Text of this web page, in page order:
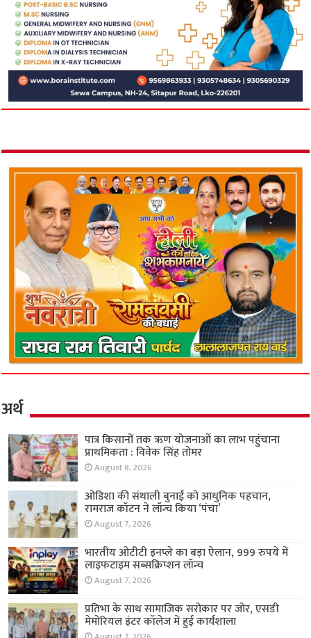
अर्थ
पात्र किसानों तक ऋण योजनाओं का लाभ पहुंचाना
प्राथमिकता : विवेक सिंह तोमर
August 8, 2026
ओडिशा की संथाली बुनाई को आधुनिक पहचान,
रामराज कॉटन ने लॉन्च किया ‘पंचा’
August 7, 2026
भारतीय ओटीटी इनप्ले का बड़ा ऐलान, 999 रुपये में
लाइफटाइम सब्सक्रिप्शन लॉन्च
August 7, 2026
प्रतिभा के साथ सामाजिक सरोकार पर जोर, एसडी
मेमोरियल इंटर कॉलेज में हुई कार्यशाला